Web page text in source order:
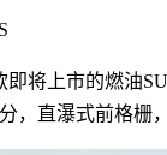
将上市的燃油
，直瀑式前格栅